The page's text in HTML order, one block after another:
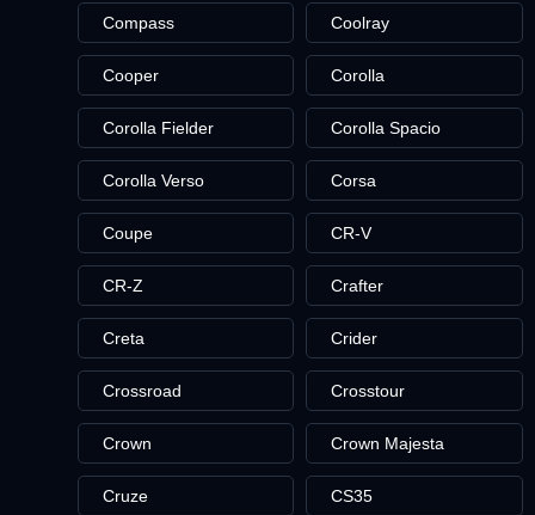
Compass Coolray
Cooper Corolla
Corolla Fielder Corolla Spacio
Corolla Verso Corsa
Coupe CR-V
CR-Z Crafter
Creta Crider
Crossroad Crosstour
Crown Crown Majesta
Cruze CS35